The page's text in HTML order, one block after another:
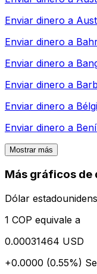
Enviar dinero a
Enviar dinero a
Enviar dinero a
Enviar dinero a
Enviar dinero a
Enviar dinero a
Mostrar más
Más gráficos de
Dólar
1 COP equivale a
0.00031464 USD
+0.0000 (0.55%)